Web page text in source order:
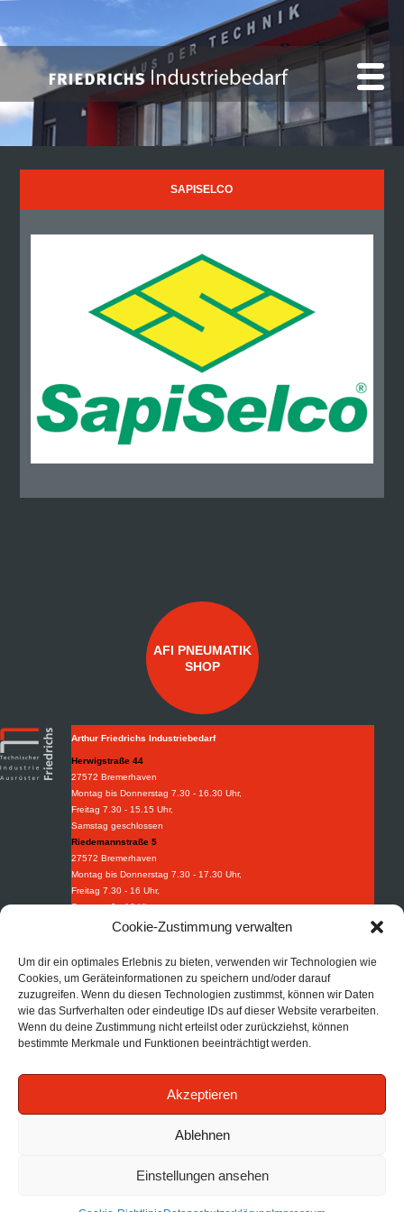
Cookie-Zustimmung verwalten
Um dir ein optimales Erlebnis zu bieten, verwenden wir Technologien wie
Cookies, um Geräteinformationen zu speichern und/oder darauf
zuzugreifen. Wenn du diesen Technologien zustimmst, können wir Daten
wie das Surfverhalten oder eindeutige IDs auf dieser Website verarbeiten.
Wenn du deine Zustimmung nicht erteilst oder zurückziehst, können
bestimmte Merkmale und Funktionen beeinträchtigt werden.
Akzeptieren
Ablehnen
Einstellungen ansehen
SAPISELCO
AFI PNEUMATIK
SHOP
Arthur Friedrichs Industriebedarf
Herwigstraße 44
27572 Bremerhaven
Montag bis Donnerstag 7.30 - 16.30 Uhr,
Freitag 7.30 - 15.15 Uhr,
Samstag geschlossen
Riedemannstraße 5
27572 Bremerhaven
Montag bis Donnerstag 7.30 - 17.30 Uhr,
Freitag 7.30 - 16 Uhr,
Samstag 9 - 13 Uhr
Weidestraße 8-10
Industriebedarf
Tel:+49 (0) 471 97395 0
Fax: +49 (0) 471 97395 95
Mail:info@afi-bhv.de
+49 (0) 471 30852 68
| AGB